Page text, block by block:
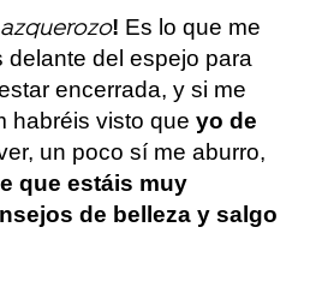
azquerozo! Es lo que me
delante del espejo para
encerrada, y si me
habréis visto que yo de
un poco sí me aburro,
que estáis muy
de belleza y salgo